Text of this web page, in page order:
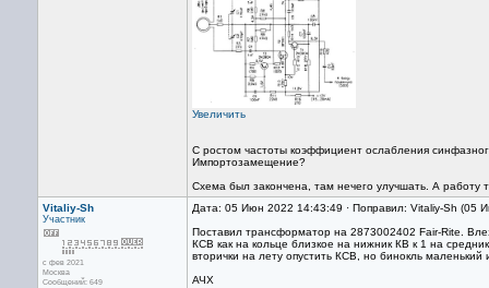
Увеличить
С ростом частоты коэффициент ослабления
Импортозамещение?
Схема был закончена, там нечего улучшать. А работу
Vitaliy-Sh
Участник
с фев 2021
Москва
Сообщений: 649
Дата: 05 Июн 2022 14:43:49 · Поправил: Vitaliy-Sh (05
Поставил трансформатор на 2873002402 Fair-Rite.
КСВ как на кольце близкое на нижник КВ к 1 на
вторички на лету опустить КСВ, но бинокль
АЧХ